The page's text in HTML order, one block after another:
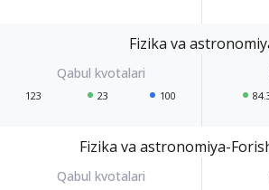
Fizika va
123 23 100
Fizika va astronomiya-